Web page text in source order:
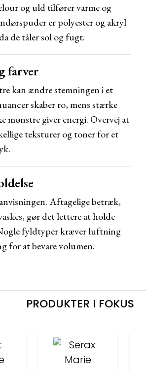
og uld tilfører varme og
er polyester og akryl
de tåler sol og fugt.
farver
kan ændre stemningen i et
skaber ro, mens stærke
mønstre giver energi. Overvej at
teksturer og toner for et
Aftagelige betræk,
gør det lettere at holde
fyldtyper kræver luftning
for at bevare volumen.
PRODUKTER I FOKUS